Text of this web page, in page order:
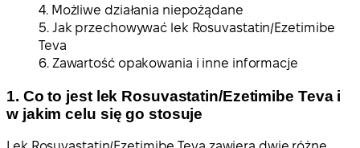
4. Możliwe działania niepożądane
5. Jak przechowywać lek Rosuvastatin/Ezetimibe
Teva
6. Zawartość opakowania i inne informacje
1. Co to jest lek Rosuvastatin/Ezetimibe Teva i
w jakim celu się go stosuje